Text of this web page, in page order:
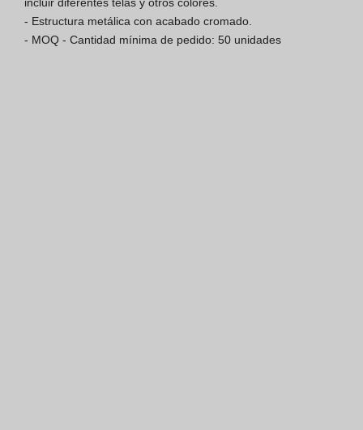
BOYA OUT Shapes
- Estructura metálica con acabado cromado.
- MOQ - Cantidad mínima de pedido: 50 unidades